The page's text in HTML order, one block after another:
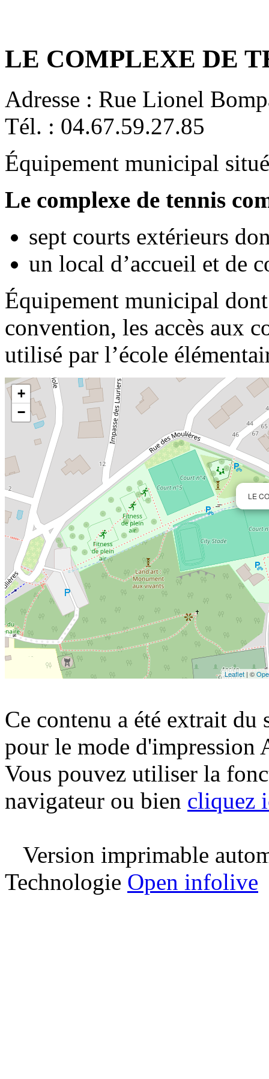
LE COMPLEXE DE
Adresse : Rue Lionel
Tél. : 04.67.59.27.85
Équipement municipal
Le complexe de tennis
sept courts extérieurs
un local d’accueil et de
Équipement municipal
convention, les accès aux
utilisé par l’école
LE
+
−
Leaflet | ©
Ce contenu a été extrait
pour le mode d'impression
Vous pouvez utiliser la
navigateur ou bien cliquez
Version imprimable
Technologie Open infolive